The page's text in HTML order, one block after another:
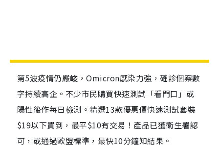
第5波疫情仍嚴峻，Omicron感染力強，確診個案數
字持續高企。不少市民購買快速測試「看門口」或
陽性後作每日檢測。精選13款優惠價快速測試套裝
$19以下買到，最平$10有交易！產品已獲衛生署認
可，或通過歐盟標準，最快10分鐘知結果。